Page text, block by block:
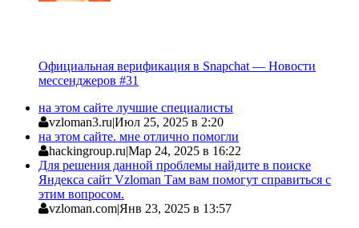
Официальная верификация в Snapchat — Новости
мессенджеров #31
на этом сайте лучшие специалисты
vzloman3.ru|Июл 25, 2025 в 2:20
на этом сайте. мне отлично помогли
hackingroup.ru|Мар 24, 2025 в 16:22
Для решения данной проблемы найдите в поиске
Яндекса сайт Vzloman Там вам помогут справиться с
этим вопросом.
vzloman.com|Янв 23, 2025 в 13:57